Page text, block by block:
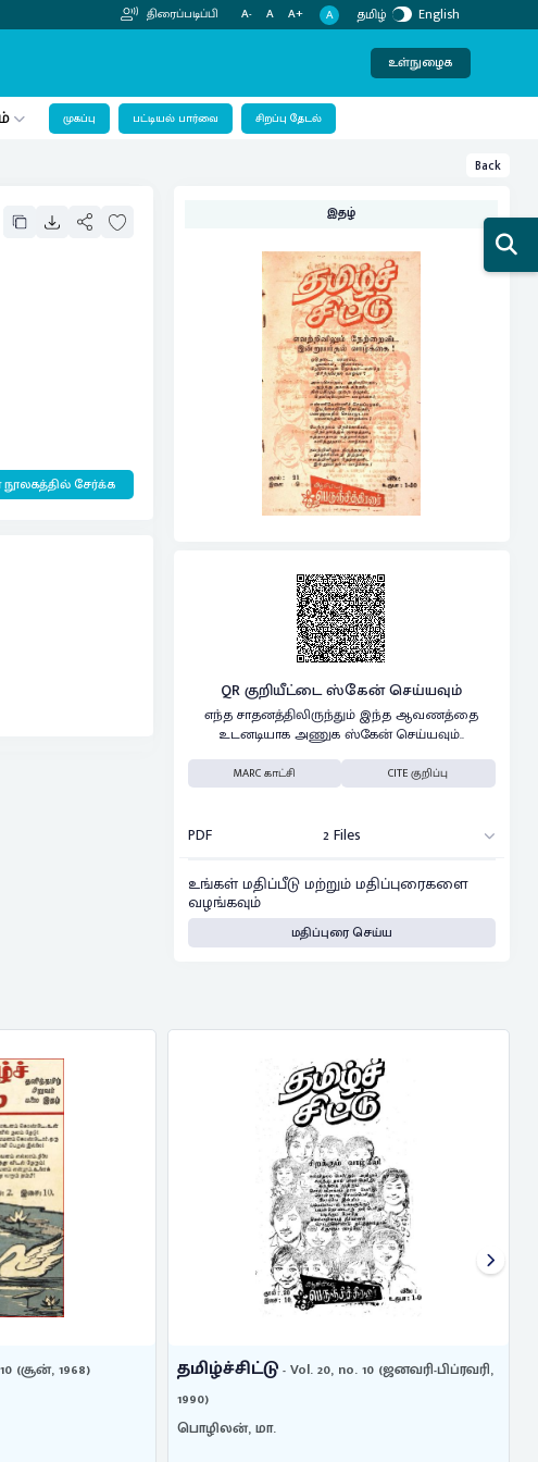
திரைப்படிப்பி A- A A+ A தமிழ் English
உள்நுழைக
முகப்பு பட்டியல் பார்வை சிறப்பு தேடல்
Back
சேர்க்க
இதழ்
QR குறியீட்டை ஸ்கேன் செய்யவும்
எந்த சாதனத்திலிருந்தும் இந்த ஆவணத்தை
உடனடியாக அணுக ஸ்கேன் செய்யவும்..
MARC காட்சி CITE குறிப்பு
PDF 2 Files
உங்கள் மதிப்பீடு மற்றும் மதிப்புரைகளை
வழங்கவும்
மதிப்புரை செய்ய
(சூன், 1968)
தமிழ்ச்சிட்டு- Vol. 20, no. 10 (ஜனவரி-பிப்ரவரி,
1990)
பொழிலன், மா.